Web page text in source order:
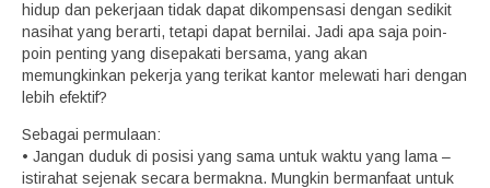
hidup dan pekerjaan tidak dapat dikompensasi dengan sedikit
nasihat yang berarti, tetapi dapat bernilai. Jadi apa saja poin-
poin penting yang disepakati bersama, yang akan
memungkinkan pekerja yang terikat kantor melewati hari dengan
lebih efektif?
Sebagai permulaan:
• Jangan duduk di posisi yang sama untuk waktu yang lama –
istirahat sejenak secara bermakna. Mungkin bermanfaat untuk